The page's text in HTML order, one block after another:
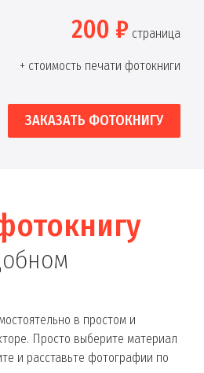
200 ₽ страница
+ стоимость печати фотокниги
ЗАКАЗАТЬ ФОТОКНИГУ
в простом и
Просто выберите материал
и расставьте фотографии по